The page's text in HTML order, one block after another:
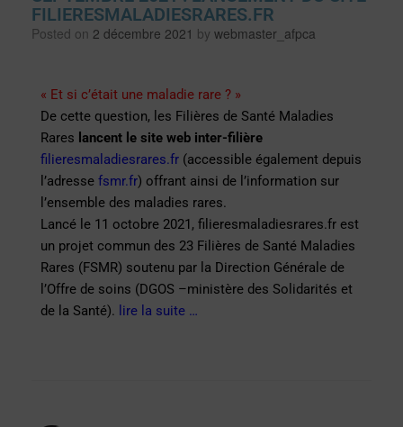
FILIERESMALADIESRARES.FR
Posted on 2 décembre 2021 by webmaster_afpca
« Et si c’était une maladie rare ? »
De cette question, les Filières de Santé Maladies
Rares lancent le site web inter-filière
filieresmaladiesrares.fr (accessible également depuis
l’adresse fsmr.fr) offrant ainsi de l’information sur
l’ensemble des maladies rares.
Lancé le 11 octobre 2021, filieresmaladiesrares.fr est
un projet commun des 23 Filières de Santé Maladies
Rares (FSMR) soutenu par la Direction Générale de
l’Offre de soins (DGOS –ministère des Solidarités et
de la Santé). lire la suite …